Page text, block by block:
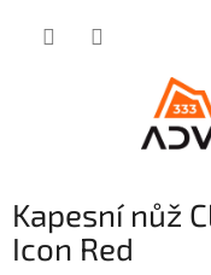
Kapesní nůž
Icon Red